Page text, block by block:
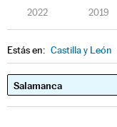
2022 2019
Estás en: Castilla y León